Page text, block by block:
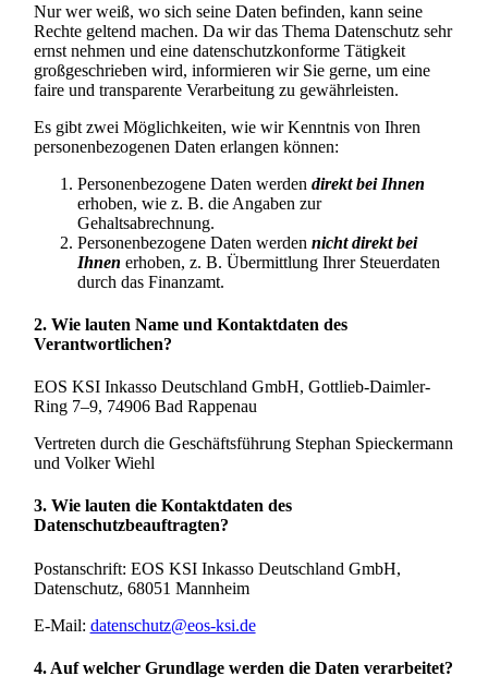
Nur wer weiß, wo sich seine Daten befinden, kann seine
Rechte geltend machen. Da wir das Thema Datenschutz sehr
ernst nehmen und eine datenschutzkonforme Tätigkeit
großgeschrieben wird, informieren wir Sie gerne, um eine
faire und transparente Verarbeitung zu gewährleisten.
Es gibt zwei Möglichkeiten, wie wir Kenntnis von Ihren
personenbezogenen Daten erlangen können:
Personenbezogene Daten werden direkt bei Ihnen
erhoben, wie z. B. die Angaben zur
Gehaltsabrechnung.
Personenbezogene Daten werden nicht direkt bei
Ihnen erhoben, z. B. Übermittlung Ihrer Steuerdaten
durch das Finanzamt.
2. Wie lauten Name und Kontaktdaten des
Verantwortlichen?
EOS KSI Inkasso Deutschland GmbH, Gottlieb-Daimler-
Ring 7–9, 74906 Bad Rappenau
Vertreten durch die Geschäftsführung Stephan Spieckermann
und Volker Wiehl
3. Wie lauten die Kontaktdaten des
Datenschutzbeauftragten?
Postanschrift: EOS KSI Inkasso Deutschland GmbH,
Datenschutz, 68051 Mannheim
E-Mail: datenschutz@eos-ksi.de
4. Auf welcher Grundlage werden die Daten verarbeitet?